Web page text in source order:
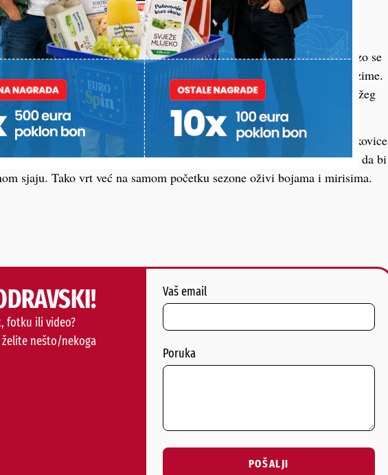
razvoj korijena na otvorenom, dok se u zatvorenom prostoru može
svježim lišćem.
izvrsno podnosi jesenje uvjete. Posijana ili posađena u listopadu, brzo se
temperaturama i vlazi u tlu, a mlade biljke bez poteškoća prezime.
i svježe listove ili glavice, što je posebno vrijedno u vrijeme kada svježeg
je pravi trenutak i za sadnju cvijeća koje će procvjetati u proljeće. Lukovice
i šafrana upravo u jesen trebaju proći prirodno razdoblje hlađenja da bi
sjaju. Tako vrt već na samom početku sezone oživi bojama i mirisima.
fotku ili video?
nešto/nekoga
Vaš email
Poruka
POŠALJI